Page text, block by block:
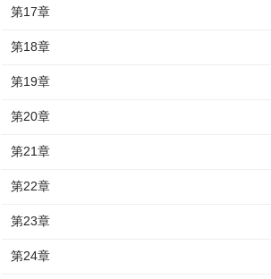
第17章
第18章
第19章
第20章
第21章
第22章
第23章
第24章